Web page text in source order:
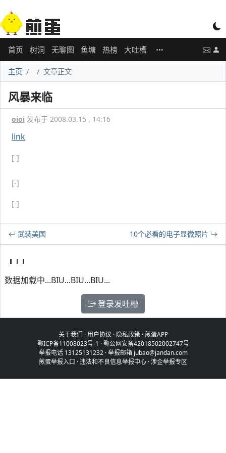
首页 树洞 无聊图 鱼塘 热榜 大吐槽
主页 文章正文
风暴来临
oioi 发布于 2008.03.15 , 14:16
link
[-]
[-]
[-]
武装美国 10个必看的电子显微照片
数据加载中...BIU...BIU...BIU...
登录发吐槽
关于我们 ·用户协议 · 隐私政策·煎蛋APP
鄂ICP备11008023号-1 ·鄂公网安备42018502002747号
举报电话 13125131232 · 举报邮箱 jubao@jandan.com
煎蛋举报入口 ·违法和不良信息举报中心 ·涉企举报专区